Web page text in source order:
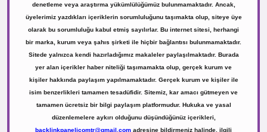
denetleme veya araştırma yükümlülüğümüz bulunmamaktadır. Ancak,
üyelerimiz yazdıkları içeriklerin sorumluluğunu taşımakta olup, siteye üye
olarak bu sorumluluğu kabul etmiş sayılırlar. Bu internet sitesi, herhangi
bir marka, kurum veya şahıs şirketi ile hiçbir bağlantısı bulunmamaktadır.
Sitede yalnızca kendi hazırladığımız makaleler paylaşılmaktadır. Burada
yer alan içerikler haber niteliği taşımamakta olup, gerçek kurum ve
kişiler hakkında paylaşım yapılmamaktadır. Gerçek kurum ve kişiler ile
isim benzerlikleri tamamen tesadüfidir. Sitemiz, kar amacı gütmeyen ve
tamamen ücretsiz bir bilgi paylaşım platformudur. Hukuka ve yasal
düzenlemelere aykırı olduğunu düşündüğünüz içerikleri,
backlinkpanelicomtr@gmail.com adresine bildirmeniz halinde, ilgili